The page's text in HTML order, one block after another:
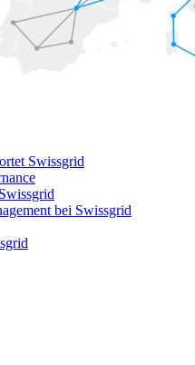
Swissgrid
bei Swissgrid